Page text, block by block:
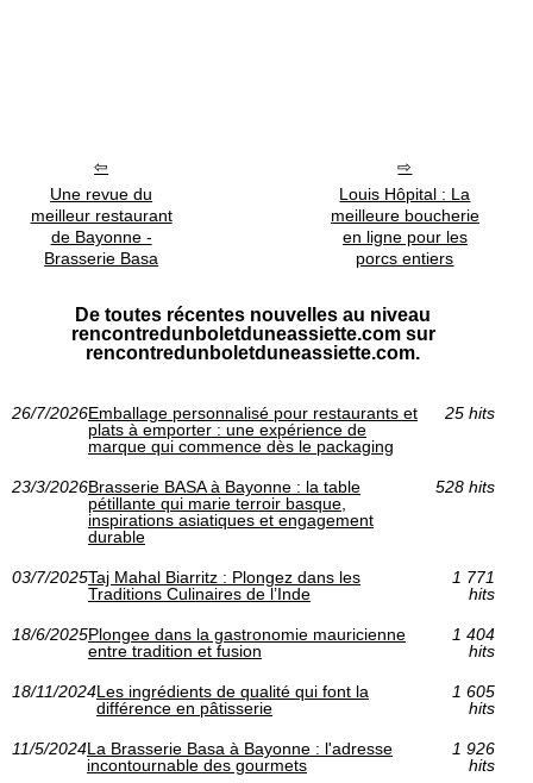
Une revue du
meilleur restaurant
de Bayonne -
Brasserie Basa
Louis Hôpital : La
meilleure boucherie
en ligne pour les
porcs entiers
De toutes récentes nouvelles au niveau
rencontredunboletduneassiette.com sur
rencontredunboletduneassiette.com.
26/7/2026Emballage personnalisé pour restaurants et
plats à emporter : une expérience de
marque qui commence dès le packaging
25 hits
23/3/2026Brasserie BASA à Bayonne : la table
pétillante qui marie terroir basque,
inspirations asiatiques et engagement
durable
528 hits
03/7/2025Taj Mahal Biarritz : Plongez dans les
Traditions Culinaires de l’Inde
1 771
hits
18/6/2025Plongee dans la gastronomie mauricienne
entre tradition et fusion
1 404
hits
18/11/2024Les ingrédients de qualité qui font la
différence en pâtisserie
1 605
hits
11/5/2024La Brasserie Basa à Bayonne : l'adresse
incontournable des gourmets
1 926
hits